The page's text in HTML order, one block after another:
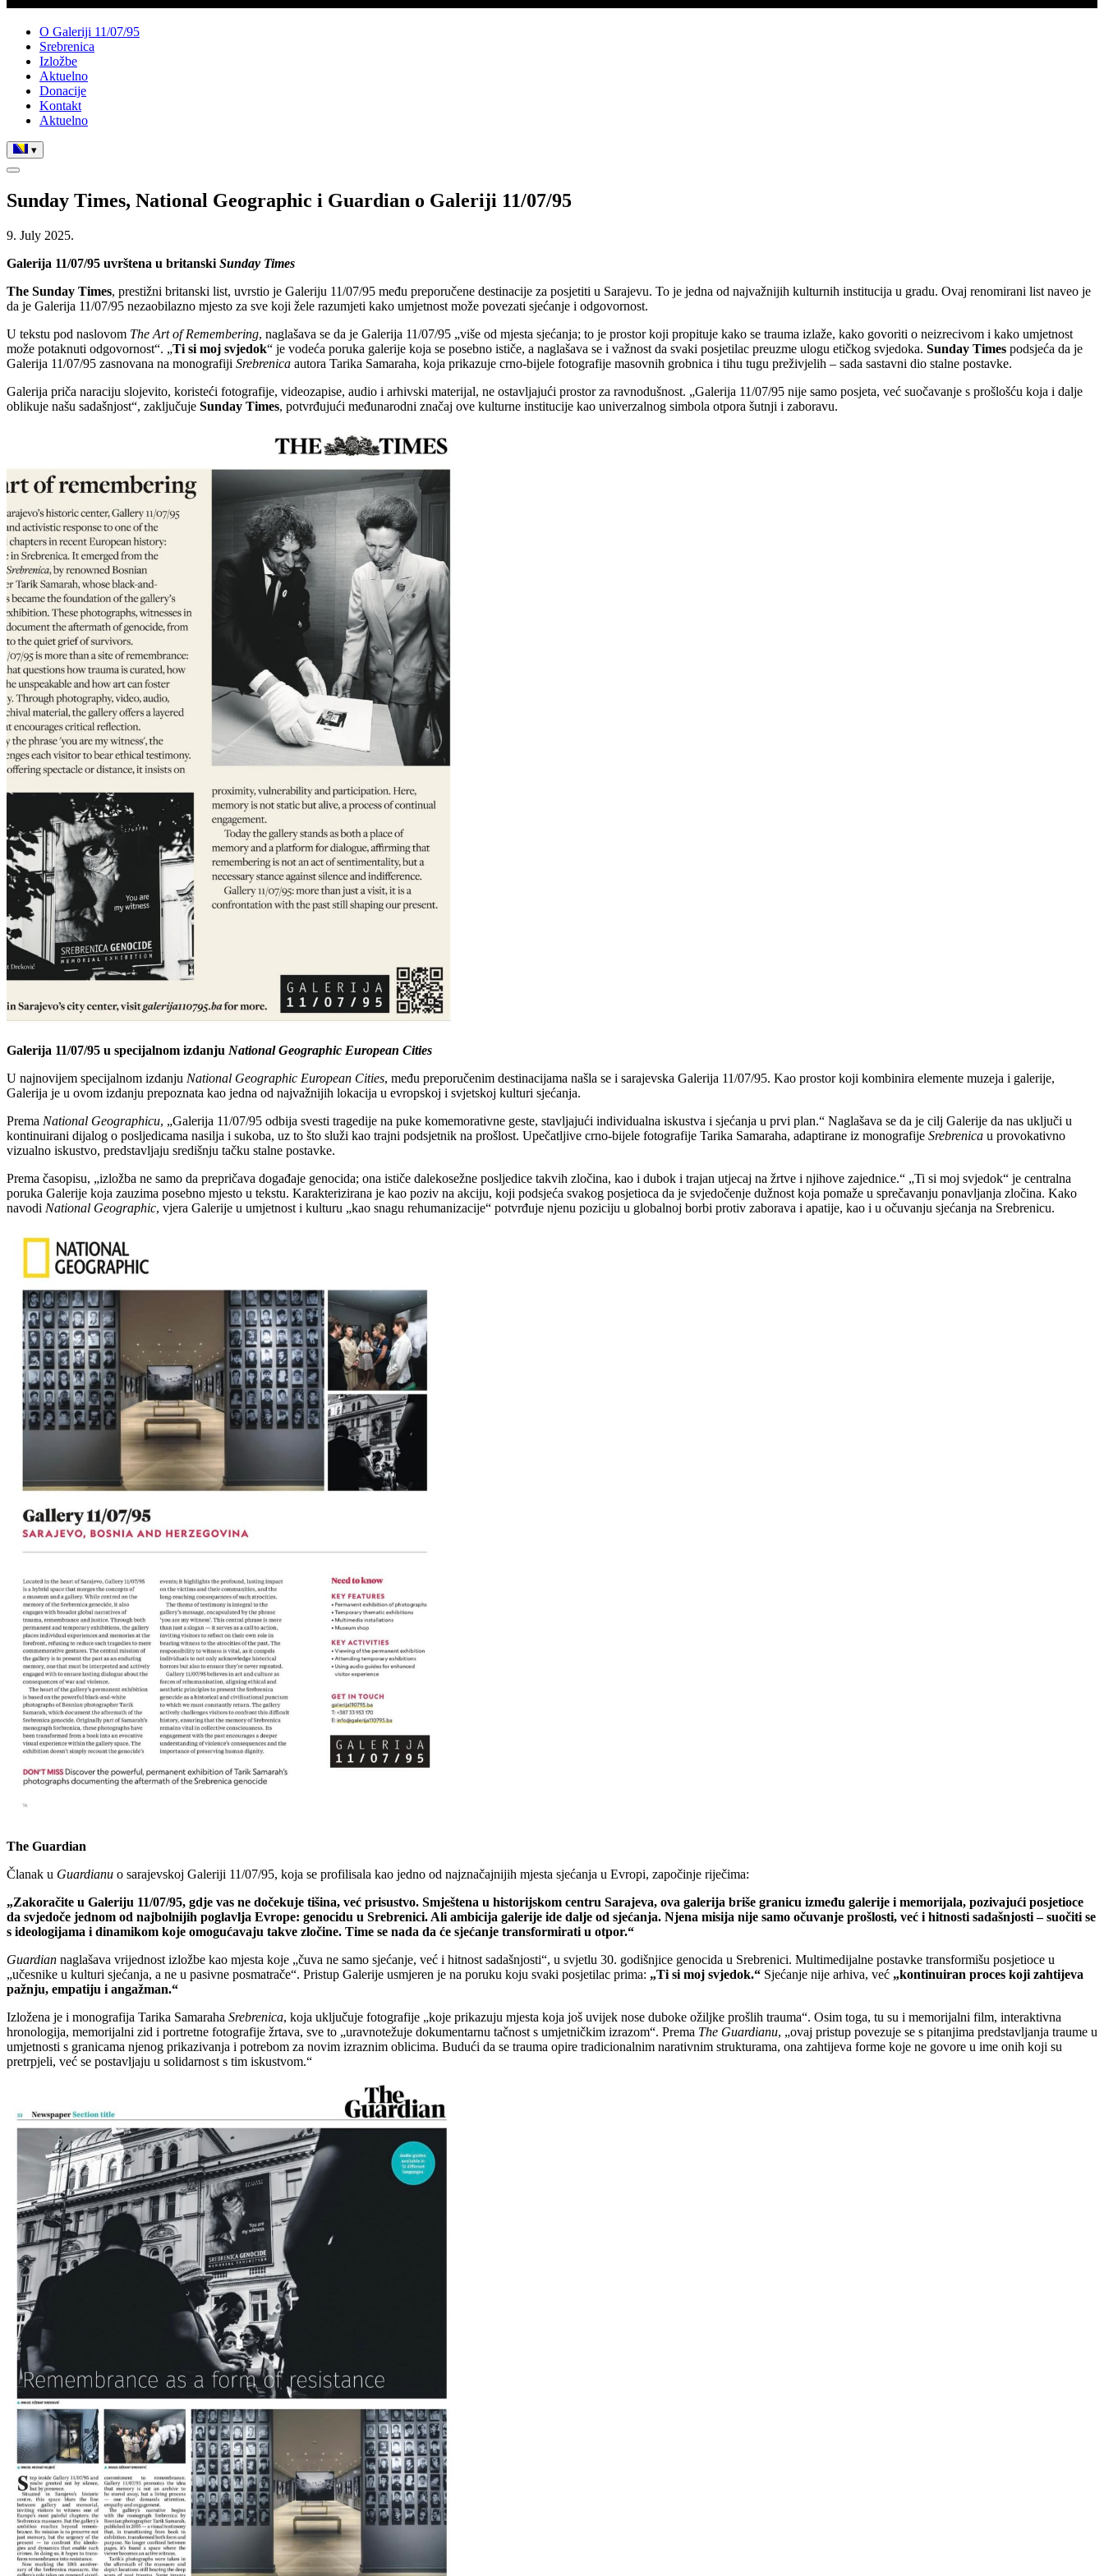
O Galeriji 11/07/95
Srebrenica
Izložbe
Aktuelno
Donacije
Kontakt
Aktuelno
▾
Sunday Times, National Geographic i Guardian o Galeriji 11/07/95
9. July 2025.
Galerija 11/07/95 uvrštena u britanski Sunday Times
The Sunday Times, prestižni britanski list, uvrstio je Galeriju 11/07/95 među preporučene destinacije za posjetiti u Sarajevu. To je jedna od najvažnijih kulturnih institucija u gradu. Ovaj renomirani list naveo je
da je Galerija 11/07/95 nezaobilazno mjesto za sve koji žele razumjeti kako umjetnost može povezati sjećanje i odgovornost.
U tekstu pod naslovom The Art of Remembering, naglašava se da je Galerija 11/07/95 „više od mjesta sjećanja; to je prostor koji propituje kako se trauma izlaže, kako govoriti o neizrecivom i kako umjetnost
može potaknuti odgovornost“. „Ti si moj svjedok“ je vodeća poruka galerije koja se posebno ističe, a naglašava se i važnost da svaki posjetilac preuzme ulogu etičkog svjedoka. Sunday Times podsjeća da je
Galerija 11/07/95 zasnovana na monografiji Srebrenica autora Tarika Samaraha, koja prikazuje crno-bijele fotografije masovnih grobnica i tihu tugu preživjelih – sada sastavni dio stalne postavke.
Galerija priča naraciju slojevito, koristeći fotografije, videozapise, audio i arhivski materijal, ne ostavljajući prostor za ravnodušnost. „Galerija 11/07/95 nije samo posjeta, već suočavanje s prošlošću koja i dalje
oblikuje našu sadašnjost“, zaključuje Sunday Times, potvrđujući međunarodni značaj ove kulturne institucije kao univerzalnog simbola otpora šutnji i zaboravu.
Galerija 11/07/95 u specijalnom izdanju National Geographic European Cities
U najnovijem specijalnom izdanju National Geographic European Cities, među preporučenim destinacijama našla se i sarajevska Galerija 11/07/95. Kao prostor koji kombinira elemente muzeja i galerije,
Galerija je u ovom izdanju prepoznata kao jedna od najvažnijih lokacija u evropskoj i svjetskoj kulturi sjećanja.
Prema National Geographicu, „Galerija 11/07/95 odbija svesti tragedije na puke komemorativne geste, stavljajući individualna iskustva i sjećanja u prvi plan.“ Naglašava se da je cilj Galerije da nas uključi u
kontinuirani dijalog o posljedicama nasilja i sukoba, uz to što služi kao trajni podsjetnik na prošlost. Upečatljive crno-bijele fotografije Tarika Samaraha, adaptirane iz monografije Srebrenica u provokativno
vizualno iskustvo, predstavljaju središnju tačku stalne postavke.
Prema časopisu, „izložba ne samo da prepričava događaje genocida; ona ističe dalekosežne posljedice takvih zločina, kao i dubok i trajan utjecaj na žrtve i njihove zajednice.“ „Ti si moj svjedok“ je centralna
poruka Galerije koja zauzima posebno mjesto u tekstu. Karakterizirana je kao poziv na akciju, koji podsjeća svakog posjetioca da je svjedočenje dužnost koja pomaže u sprečavanju ponavljanja zločina. Kako
navodi National Geographic, vjera Galerije u umjetnost i kulturu „kao snagu rehumanizacije“ potvrđuje njenu poziciju u globalnoj borbi protiv zaborava i apatije, kao i u očuvanju sjećanja na Srebrenicu.
The Guardian
Članak u Guardianu o sarajevskoj Galeriji 11/07/95, koja se profilisala kao jedno od najznačajnijih mjesta sjećanja u Evropi, započinje riječima:
„Zakoračite u Galeriju 11/07/95, gdje vas ne dočekuje tišina, već prisustvo. Smještena u historijskom centru Sarajeva, ova galerija briše granicu između galerije i memorijala, pozivajući posjetioce
da svjedoče jednom od najbolnijih poglavlja Evrope: genocidu u Srebrenici. Ali ambicija galerije ide dalje od sjećanja. Njena misija nije samo očuvanje prošlosti, već i hitnosti sadašnjosti – suočiti se
s ideologijama i dinamikom koje omogućavaju takve zločine. Time se nada da će sjećanje transformirati u otpor.“
Guardian naglašava vrijednost izložbe kao mjesta koje „čuva ne samo sjećanje, već i hitnost sadašnjosti“, u svjetlu 30. godišnjice genocida u Srebrenici. Multimedijalne postavke transformišu posjetioce u
„učesnike u kulturi sjećanja, a ne u pasivne posmatrače“. Pristup Galerije usmjeren je na poruku koju svaki posjetilac prima: „Ti si moj svjedok.“ Sjećanje nije arhiva, već „kontinuiran proces koji zahtijeva
pažnju, empatiju i angažman.“
Izložena je i monografija Tarika Samaraha Srebrenica, koja uključuje fotografije „koje prikazuju mjesta koja još uvijek nose duboke ožiljke prošlih trauma“. Osim toga, tu su i memorijalni film, interaktivna
hronologija, memorijalni zid i portretne fotografije žrtava, sve to „uravnotežuje dokumentarnu tačnost s umjetničkim izrazom“. Prema The Guardianu, „ovaj pristup povezuje se s pitanjima predstavljanja traume u
umjetnosti s granicama njenog prikazivanja i potrebom za novim izraznim oblicima. Budući da se trauma opire tradicionalnim narativnim strukturama, ona zahtijeva forme koje ne govore u ime onih koji su
pretrpjeli, već se postavljaju u solidarnost s tim iskustvom.“